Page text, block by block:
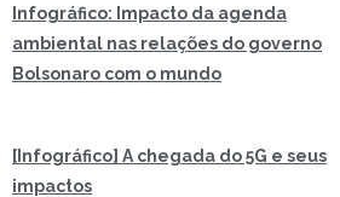
Infográfico: Impacto da agenda
ambiental nas relações do governo
Bolsonaro com o mundo
[Infográfico] A chegada do 5G e seus
impactos